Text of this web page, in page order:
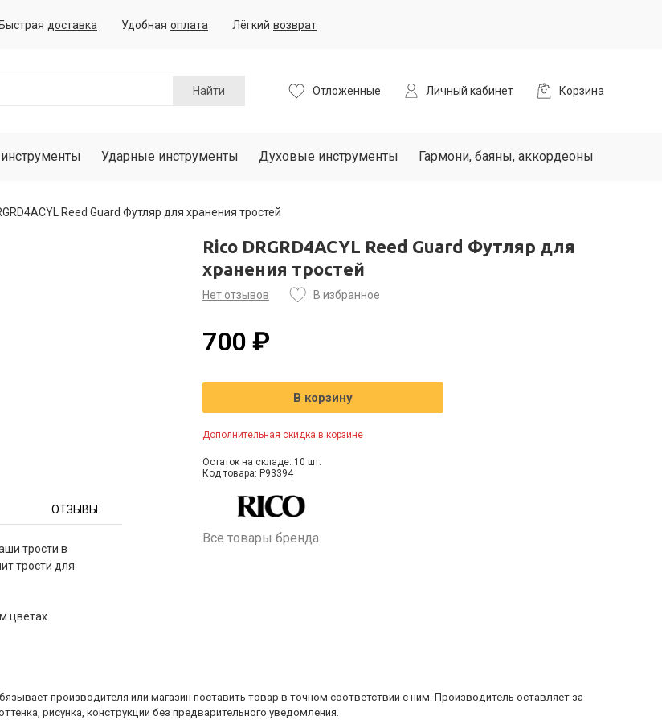
доставка Удобная оплата Лёгкий возврат
Найти Отложенные Личный кабинет Корзина
Ударные инструменты Духовые инструменты Гармони, баяны, аккордеоны
Reed Guard Футляр для хранения тростей
ОТЗЫВЫ
трости в
трости для
цветах.
Rico DRGRD4ACYL Reed Guard Футляр для
хранения тростей
Нет отзывов В избранное
700 ₽
В корзину
Дополнительная скидка в корзине
Остаток на складе: 10 шт.
Код товара: P93394
Все товары бренда
производителя или магазин поставить товар в точном соответствии с ним. Производитель оставляет за
рисунка, конструкции без предварительного уведомления.